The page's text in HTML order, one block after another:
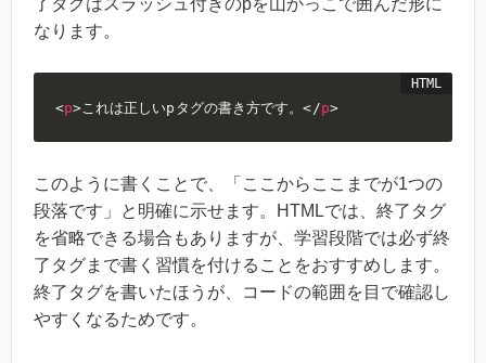
なります。
<p>これは正しいpタグの書き方です。</p>
このように書くことで、「ここからここまでが1つの
段落です」と明確に示せます。HTMLでは、終了タグ
を省略できる場合もありますが、学習段階では必ず終
了タグまで書く習慣を付けることをおすすめします。
終了タグを書いたほうが、コードの範囲を目で確認し
やすくなるためです。